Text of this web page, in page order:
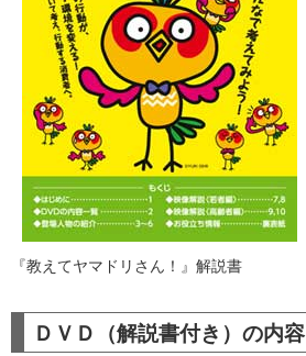
​『教えてヤマドリさん！』解説書
ＤＶＤ（解説書付き）の内容